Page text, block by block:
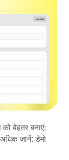
बेहतर बनाएं:
जानें: डेमो